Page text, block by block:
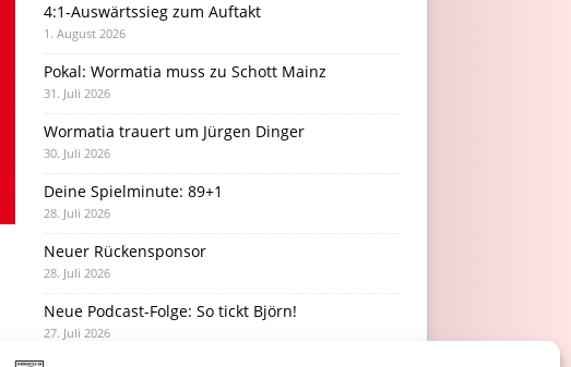
4:1-Auswärtssieg zum Auftakt
1. August 2026
Pokal: Wormatia muss zu Schott Mainz
31. Juli 2026
Wormatia trauert um Jürgen Dinger
30. Juli 2026
Deine Spielminute: 89+1
28. Juli 2026
Neuer Rückensponsor
28. Juli 2026
Neue Podcast-Folge: So tickt Björn!
27. Juli 2026